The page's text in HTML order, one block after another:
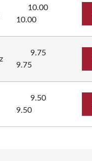
10.00
10.00
9.75
9.75
9.50
9.50